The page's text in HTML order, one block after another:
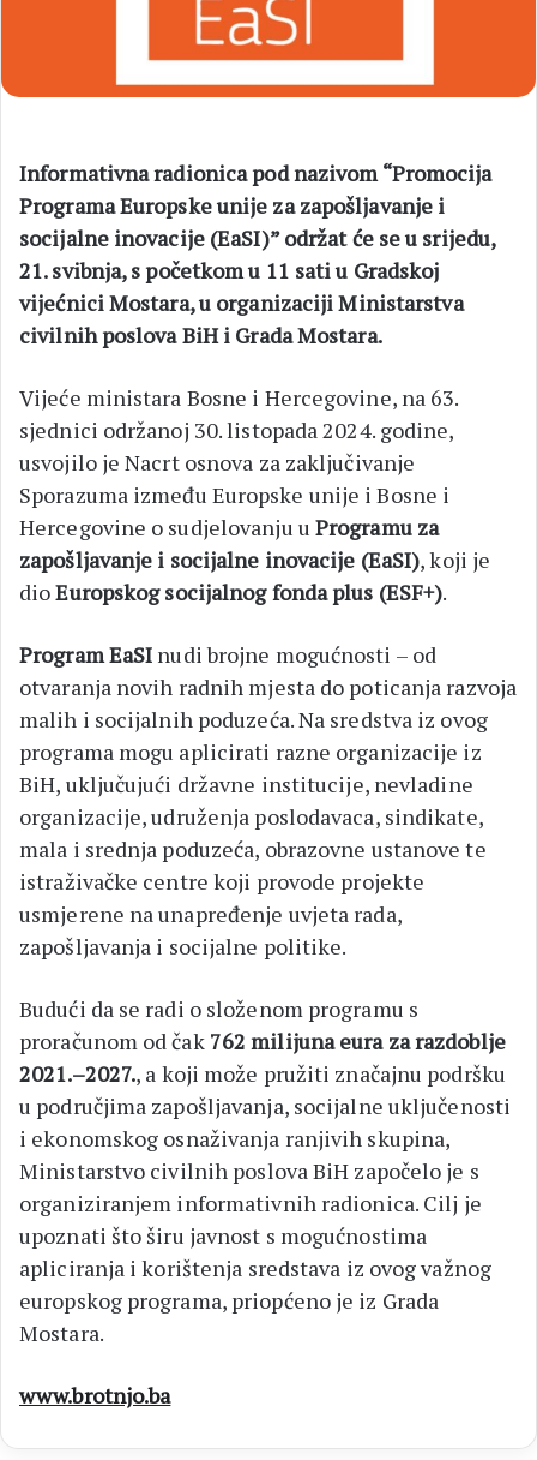
Informativna radionica pod nazivom “Promocija
Programa Europske unije za zapošljavanje i
socijalne inovacije (EaSI)” održat će se u srijedu,
21. svibnja, s početkom u 11 sati u Gradskoj
vijećnici Mostara, u organizaciji Ministarstva
civilnih poslova BiH i Grada Mostara.
Vijeće ministara Bosne i Hercegovine, na 63.
sjednici održanoj 30. listopada 2024. godine,
usvojilo je Nacrt osnova za zaključivanje
Sporazuma između Europske unije i Bosne i
Hercegovine o sudjelovanju u Programu za
zapošljavanje i socijalne inovacije (EaSI), koji je
dioEuropskog socijalnog fonda plus (ESF+).
Program EaSI nudi brojne mogućnosti – od
otvaranja novih radnih mjesta do poticanja razvoja
malih i socijalnih poduzeća. Na sredstva iz ovog
programa mogu aplicirati razne organizacije iz
BiH, uključujući državne institucije, nevladine
organizacije, udruženja poslodavaca, sindikate,
mala i srednja poduzeća, obrazovne ustanove te
istraživačke centre koji provode projekte
usmjerene na unapređenje uvjeta rada,
zapošljavanja i socijalne politike.
Budući da se radi o složenom programu s
proračunom od čak 762 milijuna eura za razdoblje
2021.–2027., a koji može pružiti značajnu podršku
u područjima zapošljavanja, socijalne uključenosti
i ekonomskog osnaživanja ranjivih skupina,
Ministarstvo civilnih poslova BiH započelo je s
organiziranjem informativnih radionica. Cilj je
upoznati što širu javnost s mogućnostima
apliciranja i korištenja sredstava iz ovog važnog
europskog programa, priopćeno je iz Grada
Mostara.
www.brotnjo.ba